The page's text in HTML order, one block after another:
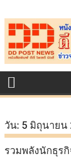
to
content
วัน: 5 มิถุนายน
รวมพลังนักธุร